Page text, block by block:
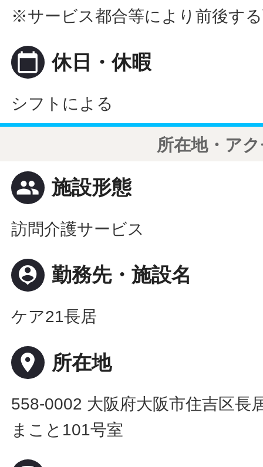
※サービス都合等により前後す
calendar_today 休日・休暇
シフトによる
所在地・ア
people 施設形態
訪問介護サービス
person_pin 勤務先・施設名
ケア21長居
place 所在地
558-0002 大阪府大阪市住吉区長
まこと101号室